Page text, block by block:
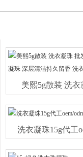
美熙5g散装 洗衣
洗衣凝珠15g代工